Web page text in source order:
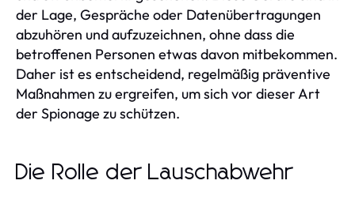
der Lage, Gespräche oder Datenübertragungen
abzuhören und aufzuzeichnen, ohne dass die
betroffenen Personen etwas davon mitbekommen.
Daher ist es entscheidend, regelmäßig präventive
Maßnahmen zu ergreifen, um sich vor dieser Art
der Spionage zu schützen.
Die Rolle der Lauschabwehr